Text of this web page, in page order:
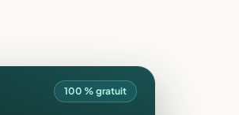
100 % gratuit